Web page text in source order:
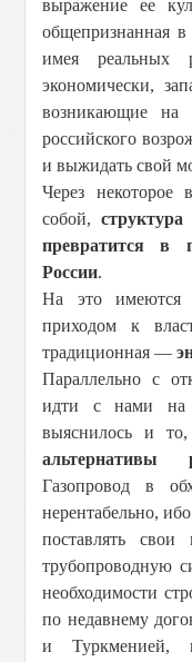
выражение ее
общепризнанная
имея реальных
экономически,
возникающие на
российского
и выжидать свой
Через некоторое
собой,
превратится в
России.
На это имеются
приходом к
традиционная —
Параллельно с
идти с нами на
выяснилось и
альтернативы
Газопровод в
нерентабельно,
поставлять
трубопроводную
необходимости
по недавнему
и Туркменией,